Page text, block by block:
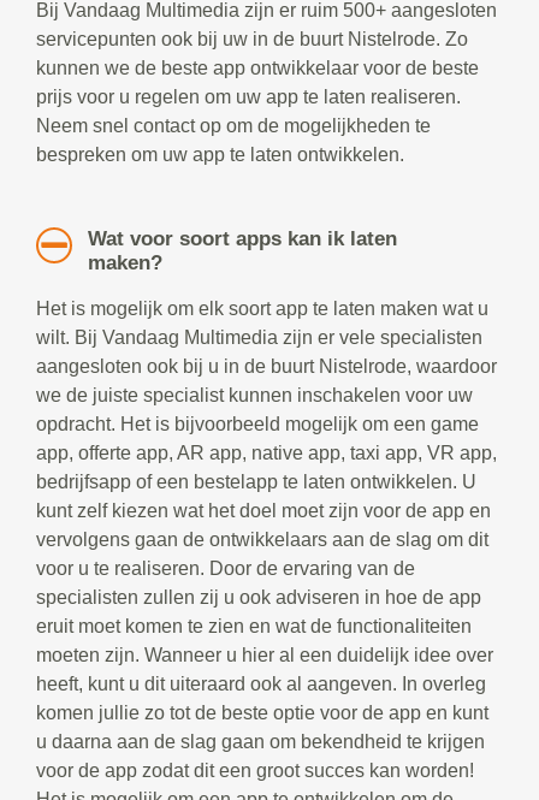
Bij Vandaag Multimedia zijn er ruim 500+ aangesloten
servicepunten ook bij uw in de buurt Nistelrode. Zo
kunnen we de beste app ontwikkelaar voor de beste
prijs voor u regelen om uw app te laten realiseren.
Neem snel contact op om de mogelijkheden te
bespreken om uw app te laten ontwikkelen.
Wat voor soort apps kan ik laten
maken?
Het is mogelijk om elk soort app te laten maken wat u
wilt. Bij Vandaag Multimedia zijn er vele specialisten
aangesloten ook bij u in de buurt Nistelrode, waardoor
we de juiste specialist kunnen inschakelen voor uw
opdracht. Het is bijvoorbeeld mogelijk om een game
app, offerte app, AR app, native app, taxi app, VR app,
bedrijfsapp of een bestelapp te laten ontwikkelen. U
kunt zelf kiezen wat het doel moet zijn voor de app en
vervolgens gaan de ontwikkelaars aan de slag om dit
voor u te realiseren. Door de ervaring van de
specialisten zullen zij u ook adviseren in hoe de app
eruit moet komen te zien en wat de functionaliteiten
moeten zijn. Wanneer u hier al een duidelijk idee over
heeft, kunt u dit uiteraard ook al aangeven. In overleg
komen jullie zo tot de beste optie voor de app en kunt
u daarna aan de slag gaan om bekendheid te krijgen
voor de app zodat dit een groot succes kan worden!